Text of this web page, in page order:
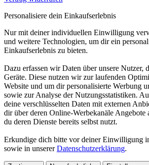
Personalisiere dein Einkaufserlebnis
Nur mit deiner individuellen Einwilligung
und weitere Technologien, um dir ein
Einkaufserlebnis zu bieten.
Dazu erfassen wir Daten über unsere Nutzer,
Geräte. Diese nutzen wir zur laufenden
Website und um dir personalisierte Werbung
sowie zur Analyse der Nutzungsstatistiken.
deine verschlüsselten Daten mit externen
dir über deren Online-Werbekanäle Angebote
du deren Dienste bereits selbst nutzt.
Erkundige dich bitte vor deiner Einwilligung
sowie in unsererDatenschutzerklärung.